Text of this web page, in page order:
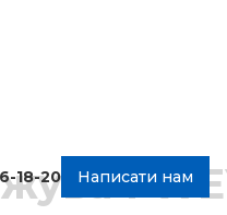
18-20 Написати нам